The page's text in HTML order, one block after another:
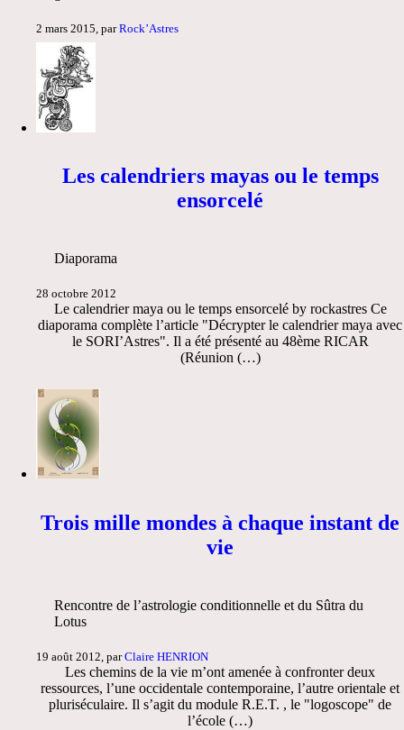
2 mars 2015, parRock’Astres
Les calendriers mayas ou le temps
ensorcelé
Diaporama
28 octobre 2012
Le calendrier maya ou le temps ensorcelé by rockastres Ce
diaporama complète l’article "Décrypter le calendrier maya avec
le SORI’Astres". Il a été présenté au 48ème RICAR
(Réunion (…)
Trois mille mondes à chaque instant de
vie
Rencontre de l’astrologie conditionnelle et du Sûtra du
Lotus
19 août 2012, parClaire HENRION
Les chemins de la vie m’ont amenée à confronter deux
ressources, l’une occidentale contemporaine, l’autre orientale et
pluriséculaire. Il s’agit du module R.E.T. , le "logoscope" de
l’école (…)